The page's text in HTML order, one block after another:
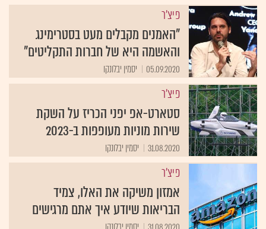
פיצ'ר
"האמנים מקבלים מעט בסטרימינג
והאשמה היא של חברות התקליטים"
05.09.2020 יסמין יבלונקו
פיצ'ר
סטארט-אפ יפני הכריז על השקת
שירות מוניות מעופפות ב-2023
31.08.2020 יסמין יבלונקו
פיצ'ר
אמזון משיקה את האלו, צמיד
הבריאות שיודע איך אתם מרגישים
31.08.2020 יסמין יבלונקו